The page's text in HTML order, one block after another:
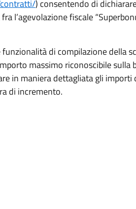
) consentendo di
l’agevolazione fiscale
di compilazione della
massimo riconoscibile sulla
in maniera dettagliata gli importi
di incremento.